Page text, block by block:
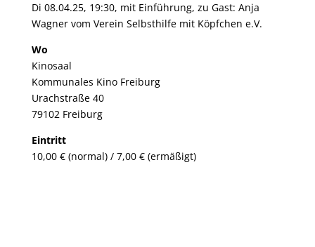
Di 08.04.25, 19:30, mit Einführung, zu Gast: Anja
Wagner vom Verein Selbsthilfe mit Köpfchen e.V.
Wo
Kinosaal
Kommunales Kino Freiburg
Urachstraße 40
79102 Freiburg
Eintritt
10,00 € (normal) / 7,00 € (ermäßigt)